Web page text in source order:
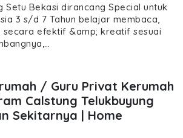
Setu Bekasi dirancang Special untuk
3 s/d 7 Tahun belajar membaca,
secara efektif &amp; kreatif sesuai
/ Guru Privat Kerumah
Calstung Telukbuyung
Sekitarnya | Home